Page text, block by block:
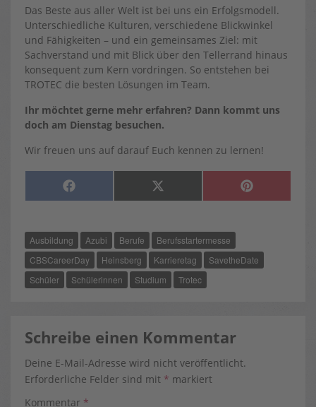
Das Beste aus aller Welt ist bei uns ein Erfolgsmodell.
Unterschiedliche Kulturen, verschiedene Blickwinkel
und Fähigkeiten – und ein gemeinsames Ziel: mit
Sachverstand und mit Blick über den Tellerrand hinaus
konsequent zum Kern vordringen. So entstehen bei
TROTEC die besten Lösungen im Team.
Ihr möchtet gerne mehr erfahren? Dann kommt uns
doch am Dienstag besuchen.
Wir freuen uns auf darauf Euch kennen zu lernen!
SHARE
F
A
O
K
SHARE
X
(
T
T
E
R
)
SHARE
P
I
S
T
Ausbildung Azubi Berufe
Berufsstartermesse
CBSCareerDay
Heinsberg Karrieretag
SavetheDate
Schüler
Schülerinnen Studium Trotec
Schreibe einen Kommentar
Deine E-Mail-Adresse wird nicht veröffentlicht.
Erforderliche Felder sind mit * markiert
Kommentar *